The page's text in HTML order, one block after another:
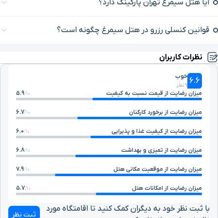
عبدالله انصاری
خیابان سپهبد قرنی
بیمارستان پارس
بیمارستان آریا
ساختمان صلح جمعیت
هلال احمر
خیابان شهید حقانی ۸ دقیقه با خودرو (۴ کیلومتر و ۳۷۴ متر)
آیا هتل سیمرغ تهران پارکینگ دارد؟
قوانین کنسلی رزرو در هتل سیمرغ چگونه است؟
نظرات کاربران
6.6 خوب
9 نظر
میزان رضایت از قیمت نسبت به کیفیت 10/
5.9
میزان رضایت از برخورد کارکنان 10/
6.7
میزان رضایت از کیفیت غذا و پذیرایی 10/
6.0
میزان رضایت از تمیزی و بهداشت 10/
6.8
میزان رضایت از موقعیت مکانی هتل 10/
7.9
میزان رضایت از امکانات هتل 10/
5.7
با ثبت نظر خود به دیگران کمک کنید تا اقامتگاه مورد
ثبت نظر